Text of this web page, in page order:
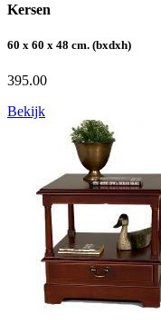
Kersen
60 x 60 x 48 cm. (bxdxh)
395.00
Bekijk